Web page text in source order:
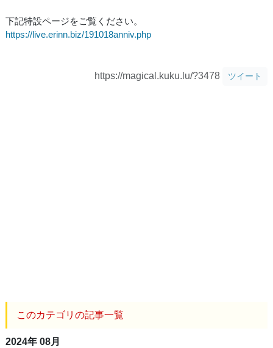
下記特設ページをご覧ください。
https://live.erinn.biz/191018anniv.php
https://magical.kuku.lu/?3478 ツイート
このカテゴリの記事一覧
2024年 08月